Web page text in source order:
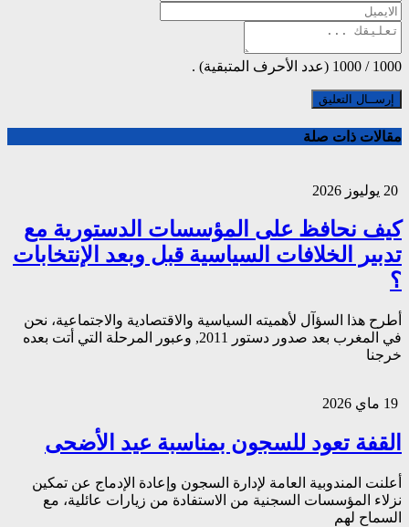
1000
/
1000 (عدد الأحرف المتبقية) .
مقالات ذات صلة
كيف نحافظ على المؤسسات الدستورية مع
تدبير الخلافات السياسية قبل وبعد الإنتخابات
؟
أطرح هذا السؤآل لأهميته السياسية والاقتصادية والاجتماعية، نحن
في المغرب بعد صدور دستور 2011, وعبور المرحلة التي أتت بعده
خرجنا
القفة تعود للسجون بمناسبة عيد الأضحى
أعلنت المندوبية العامة لإدارة السجون وإعادة الإدماج عن تمكين
نزلاء المؤسسات السجنية من الاستفادة من زيارات عائلية، مع
السماح لهم